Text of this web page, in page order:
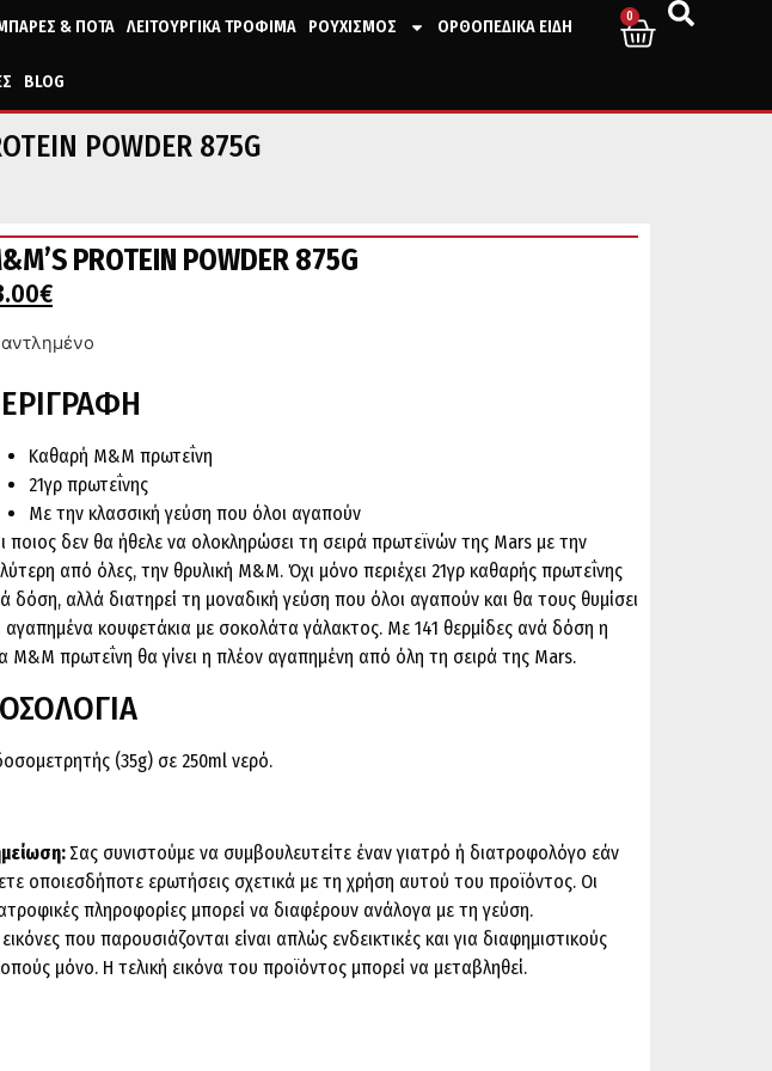
& ΠΟΤΑ ΛΕΙΤΟΥΡΓΙΚΑ ΤΡΟΦΙΜΑ ΡΟΥΧΙΣΜΟΣ ΟΡΘΟΠΕΔΙΚΑ ΕΙΔΗ
BLOG
0
POWDER 875G
PROTEIN POWDER 875G
€
Καθαρή M&M πρωτεΐνη
21γρ πρωτεΐνης
Με την κλασσική γεύση που όλοι αγαπούν
ποιος δεν θα ήθελε να ολοκληρώσει τη σειρά πρωτεϊνών της Mars με την
από όλες, την θρυλική M&M. Όχι μόνο περιέχει 21γρ καθαρής πρωτεΐνης
δόση, αλλά διατηρεί τη μοναδική γεύση που όλοι αγαπούν και θα τους θυμίσει
αγαπημένα κουφετάκια με σοκολάτα γάλακτος. Με 141 θερμίδες ανά δόση η
M&M πρωτεΐνη θα γίνει η πλέον αγαπημένη από όλη τη σειρά της Mars.
(35g) σε 250ml νερό.
Σας συνιστούμε να συμβουλευτείτε έναν γιατρό ή διατροφολόγο εάν
οποιεσδήποτε ερωτήσεις σχετικά με τη χρήση αυτού του προϊόντος. Οι
πληροφορίες μπορεί να διαφέρουν ανάλογα με τη γεύση.
εικόνες που παρουσιάζονται είναι απλώς ενδεικτικές και για διαφημιστικούς
μόνο. Η τελική εικόνα του προϊόντος μπορεί να μεταβληθεί.